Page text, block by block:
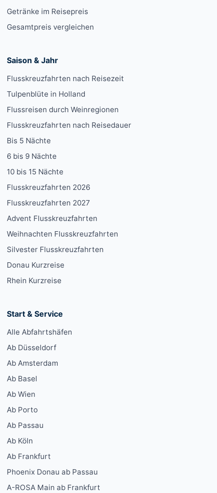
Getränke im Reisepreis
Gesamtpreis vergleichen
Saison & Jahr
Flusskreuzfahrten nach Reisezeit
Tulpenblüte in Holland
Flussreisen durch Weinregionen
Flusskreuzfahrten nach Reisedauer
Bis 5 Nächte
6 bis 9 Nächte
10 bis 15 Nächte
Flusskreuzfahrten 2026
Flusskreuzfahrten 2027
Advent Flusskreuzfahrten
Weihnachten Flusskreuzfahrten
Silvester Flusskreuzfahrten
Donau Kurzreise
Rhein Kurzreise
Start & Service
Alle Abfahrtshäfen
Ab Düsseldorf
Ab Amsterdam
Ab Basel
Ab Wien
Ab Porto
Ab Passau
Ab Köln
Ab Frankfurt
Phoenix Donau ab Passau
A-ROSA Main ab Frankfurt